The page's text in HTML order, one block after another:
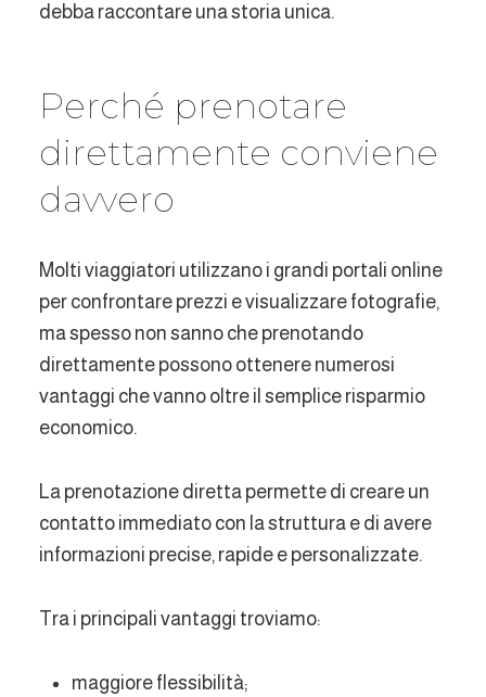
debba raccontare una storia unica.
Perché prenotare
direttamente conviene
davvero
Molti viaggiatori utilizzano i grandi portali online
per confrontare prezzi e visualizzare fotografie,
ma spesso non sanno che prenotando
direttamente possono ottenere numerosi
vantaggi che vanno oltre il semplice risparmio
economico.
La prenotazione diretta permette di creare un
contatto immediato con la struttura e di avere
informazioni precise, rapide e personalizzate.
Tra i principali vantaggi troviamo:
maggiore flessibilità;